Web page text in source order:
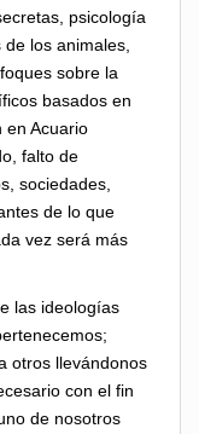
psicología
los animales,
sobre la
basados en
en Acuario
falto de
sociedades,
de lo que
vez será más
las ideologías
otros llevándonos
con el fin
de nosotros